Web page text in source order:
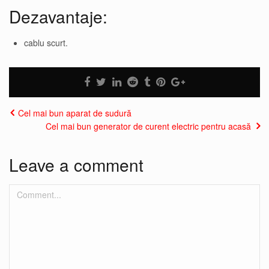
Dezavantaje:
cablu scurt.
Cel mai bun aparat de sudură
Cel mai bun generator de curent electric pentru acasă
Leave a comment
Comment...